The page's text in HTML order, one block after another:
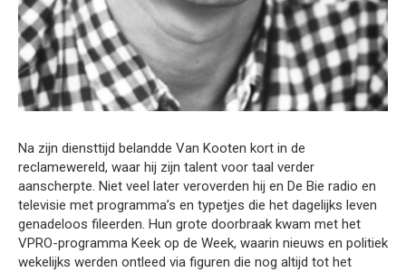
Na zijn diensttijd belandde Van Kooten kort in de
reclamewereld, waar hij zijn talent voor taal verder
aanscherpte. Niet veel later veroverden hij en De Bie radio en
televisie met programma’s en typetjes die het dagelijks leven
genadeloos fileerden. Hun grote doorbraak kwam met het
VPRO-programma Keek op de Week, waarin nieuws en politiek
wekelijks werden ontleed via figuren die nog altijd tot het